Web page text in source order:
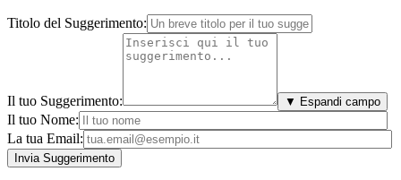
Titolo del Suggerimento:
Il tuo Suggerimento: ▼ Espandi campo
Il tuo Nome:
La tua Email: